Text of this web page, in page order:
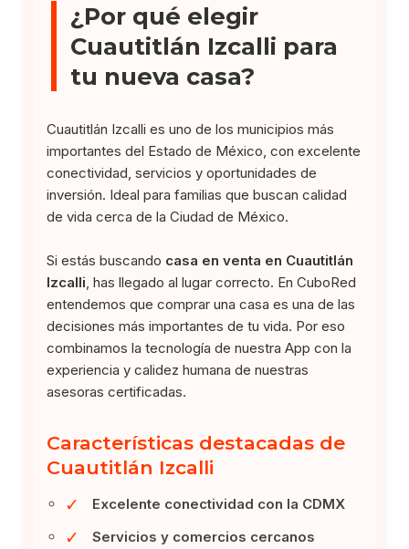
¿Por qué elegir
Cuautitlán Izcalli para
tu nueva casa?
Cuautitlán Izcalli es uno de los municipios más
importantes del Estado de México, con excelente
conectividad, servicios y oportunidades de
inversión. Ideal para familias que buscan calidad
de vida cerca de la Ciudad de México.
Si estás buscando casa en venta en Cuautitlán
Izcalli , has llegado al lugar correcto. En CuboRed
entendemos que comprar una casa es una de las
decisiones más importantes de tu vida. Por eso
combinamos la tecnología de nuestra App con la
experiencia y calidez humana de nuestras
asesoras certificadas.
Características destacadas de
Cuautitlán Izcalli
✓ Excelente conectividad con la CDMX
✓ Servicios y comercios cercanos